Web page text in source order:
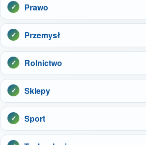
Prawo
Przemysł
Rolnictwo
Sklepy
Sport